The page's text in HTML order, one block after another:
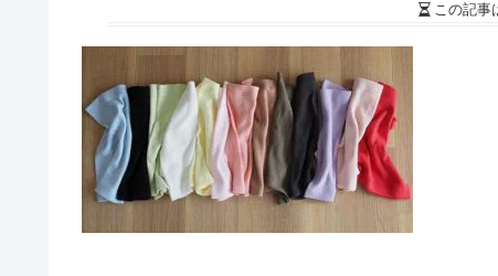
この記事